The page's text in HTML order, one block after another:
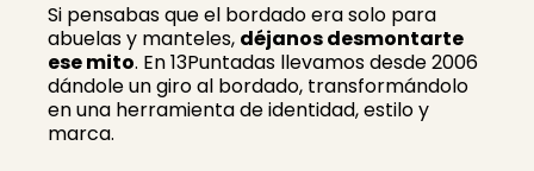
Si pensabas que el bordado era solo para
abuelas y manteles, déjanos desmontarte
ese mito. En 13Puntadas llevamos desde 2006
dándole un giro al bordado, transformándolo
en una herramienta de identidad, estilo y
marca.